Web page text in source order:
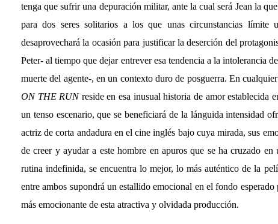
tenga que sufrir una depuración militar, ante la cual será Jean la
para dos seres solitarios a los que unas circunstancias límite
desaprovechará la ocasión para justificar la deserción del
Peter- al tiempo que dejar entrever esa tendencia a la intolerancia
muerte del agente-, en un contexto duro de posguerra. En
ON THE RUNreside en esa inusual historia de amor establecida
un tenso escenario, que se beneficiará de la lánguida intensidad
actriz de corta andadura en el cine inglés bajo cuya mirada, sus
de creer y ayudar a este hombre en apuros que se ha cruzado
rutina indefinida, se encuentra lo mejor, lo más auténtico de la
entre ambos supondrá un estallido emocional en el fondo
más emocionante de esta atractiva y olvidada producción.